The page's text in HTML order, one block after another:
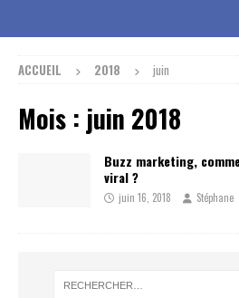
ACCUEIL 2018 juin
Mois : juin 2018
Buzz marketing,
viral ?
juin 16, 2018 Stéphane